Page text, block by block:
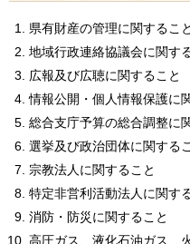
県有財産の管理に関すること
地域行政連絡協議会に関す
広報及び広聴に関すること
情報公開・個人情報保護に
総合支庁予算の総合調整に
選挙及び政治団体に関する
宗教法人に関すること
特定非営利活動法人に関す
消防・防災に関すること
高圧ガス、液化石油ガス、